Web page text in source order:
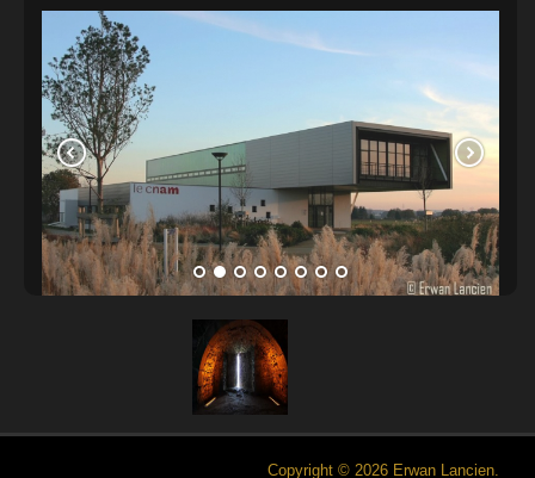
Copyright © 2026 Erwan Lancien.